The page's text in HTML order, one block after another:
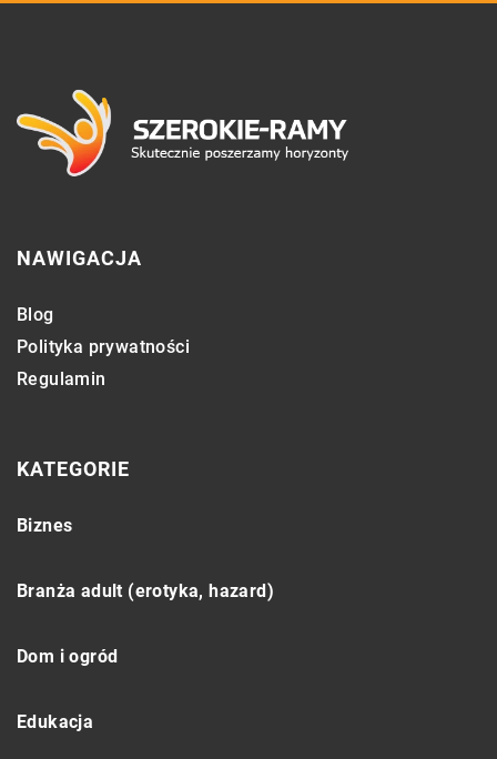
NAWIGACJA
Blog
Polityka prywatności
Regulamin
KATEGORIE
Biznes
Branża adult (erotyka, hazard)
Dom i ogród
Edukacja